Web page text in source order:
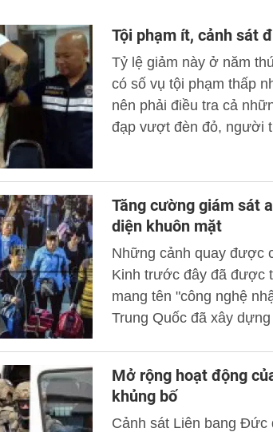
Tội phạm ít, cảnh sát
Tỷ lệ giảm này ở năm
có số vụ tội phạm thấp
nên phải điều tra cả
đạp vượt đèn đỏ, người
Tăng cường giám sát
diện khuôn mặt
Những cảnh quay được
Kinh trước đây đã được
mang tên "công nghệ
Trung Quốc đã xây
Mở rộng hoạt động
khủng bố
Cảnh sát Liên bang Đức